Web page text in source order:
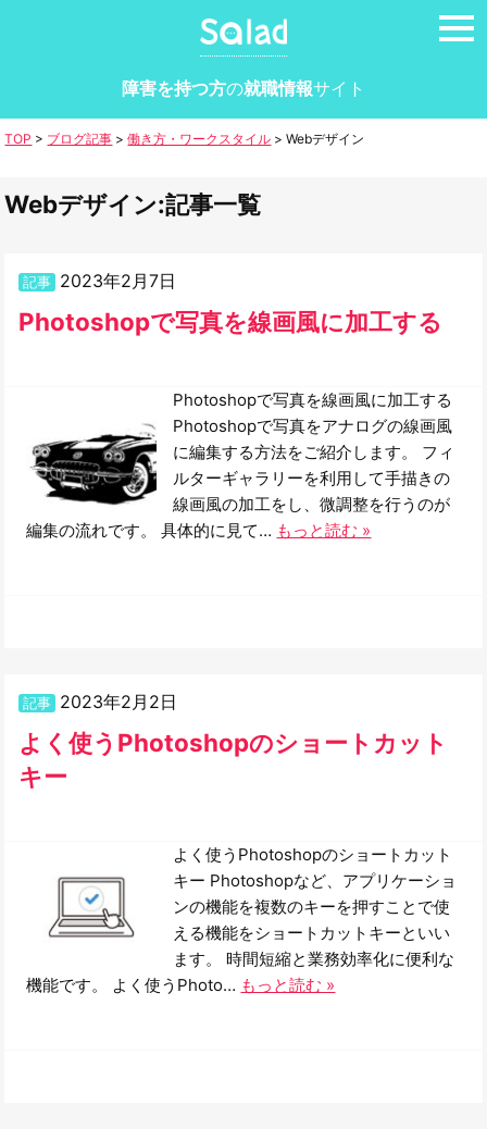
障害を持つ方の就職情報サイト
TOP > ブログ記事 >働き方・ワークスタイル >Webデザイン
Webデザイン:記事一覧
記事 2023年2月7日
Photoshopで写真を線画風に加工する
Photoshopで写真を線画風に加工する
Photoshopで写真をアナログの線画風
に編集する方法をご紹介します。 フィ
ルターギャラリーを利用して手描きの
線画風の加工をし、微調整を行うのが
編集の流れです。 具体的に見て… もっと読む »
記事 2023年2月2日
よく使うPhotoshopのショートカット
キー
よく使うPhotoshopのショートカット
キー Photoshopなど、アプリケーショ
ンの機能を複数のキーを押すことで使
える機能をショートカットキーといい
ます。 時間短縮と業務効率化に便利な
機能です。 よく使うPhoto… もっと読む »